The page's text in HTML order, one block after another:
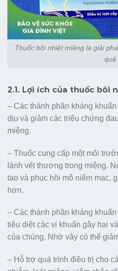
Thuốc bôi nhiệt miệng là giải
quả
2.1. Lợi ích của thuốc bôi
– Các thành phần kháng
dịu và giảm các triệu chứng
miệng.
– Thuốc cung cấp một môi
lành vết thương trong miệng.
tạo và phục hồi mô niêm mạc,
hơn.
– Các thành phần kháng
tiêu diệt các vi khuẩn gây hại
của chúng. Nhờ vậy có thể
– Hỗ trợ quá trình điều trị cho